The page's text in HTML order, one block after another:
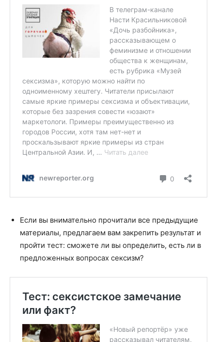
Если вы внимательно прочитали все предыдущие
материалы, предлагаем вам закрепить результат и
пройти тест: сможете ли вы определить, есть ли в
предложенных вопросах сексизм?